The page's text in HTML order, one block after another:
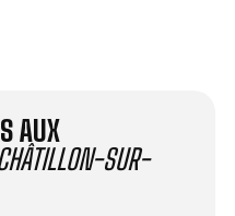
AUX
SUR-